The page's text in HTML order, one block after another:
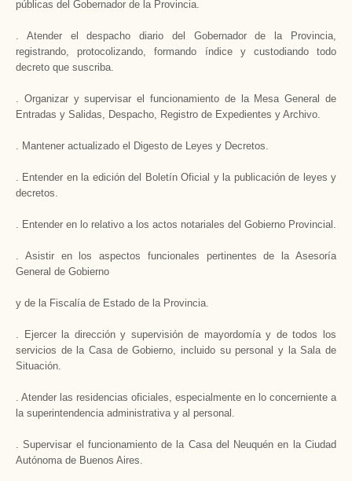
públicas del Gobernador de la Provincia.
. Atender el despacho diario del Gobernador de la Provincia,
registrando, protocolizando, formando índice y custodiando todo
decreto que suscriba.
. Organizar y supervisar el funcionamiento de la Mesa General de
Entradas y Salidas, Despacho, Registro de Expedientes y Archivo.
. Mantener actualizado el Digesto de Leyes y Decretos.
. Entender en la edición del Boletín Oficial y la publicación de leyes y
decretos.
. Entender en lo relativo a los actos notariales del Gobierno Provincial.
. Asistir en los aspectos funcionales pertinentes de la Asesoría
General de Gobierno
y de la Fiscalía de Estado de la Provincia.
. Ejercer la dirección y supervisión de mayordomía y de todos los
servicios de la Casa de Gobierno, incluido su personal y la Sala de
Situación.
. Atender las residencias oficiales, especialmente en lo concerniente a
la superintendencia administrativa y al personal.
. Supervisar el funcionamiento de la Casa del Neuquén en la Ciudad
Autónoma de Buenos Aires.